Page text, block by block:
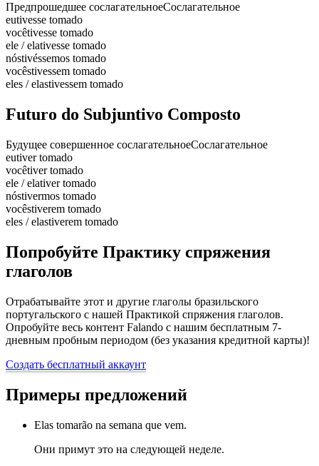
Предпрошедшее сослагательноеСослагательное
eutivesse tomado
vocêtivesse tomado
ele / elativesse tomado
nóstivéssemos tomado
vocêstivessem tomado
eles / elastivessem tomado
Futuro do Subjuntivo Composto
Будущее совершенное сослагательноеСослагательное
eutiver tomado
vocêtiver tomado
ele / elativer tomado
nóstivermos tomado
vocêstiverem tomado
eles / elastiverem tomado
Попробуйте Практику спряжения
глаголов
Отрабатывайте этот и другие глаголы бразильского
португальского с нашей Практикой спряжения глаголов.
Опробуйте весь контент Falando с нашим бесплатным 7-
дневным пробным периодом (без указания кредитной карты)!
Создать бесплатный аккаунт
Примеры предложений
Elas tomarão na semana que vem.
Они примут это на следующей неделе.